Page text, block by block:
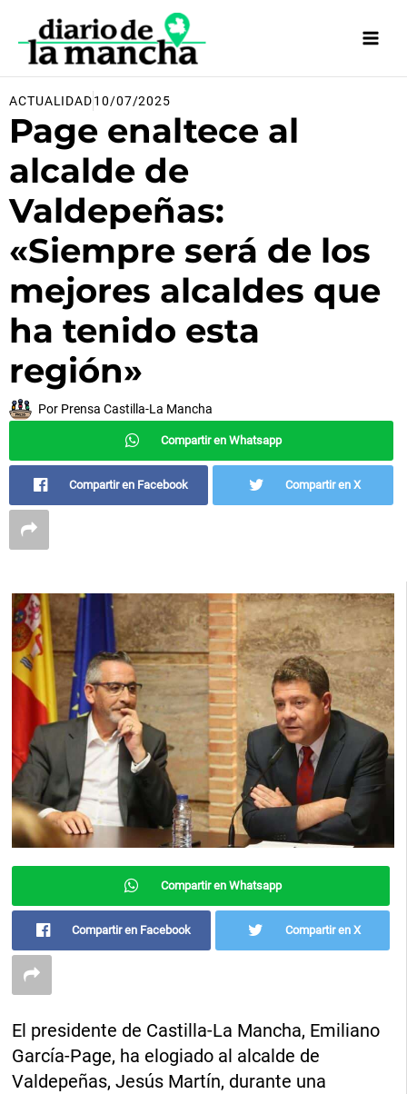
contenido
ACTUALIDAD10/07/2025
Page enaltece al
alcalde de
Valdepeñas:
«Siempre será de los
mejores alcaldes que
ha tenido esta
región»
Por Prensa Castilla-La Mancha
Compartir en Whatsapp
Compartir en Facebook Compartir en X
Compartir en Whatsapp
Compartir en Facebook Compartir en X
El presidente de Castilla-La Mancha, Emiliano
García-Page, ha elogiado al alcalde de
Valdepeñas, Jesús Martín, durante una